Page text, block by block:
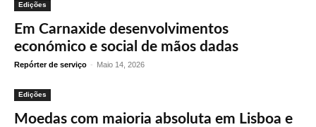
Edições
Em Carnaxide desenvolvimentos
económico e social de mãos dadas
Repórter de serviço - Maio 14, 2026
Edições
Moedas com maioria absoluta em Lisboa e